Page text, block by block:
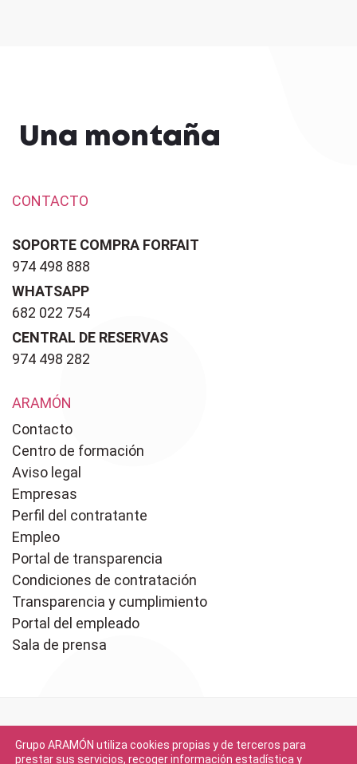
Una montaña
CONTACTO
SOPORTE COMPRA FORFAIT
974 498 888
WHATSAPP
682 022 754
CENTRAL DE RESERVAS
974 498 282
ARAMÓN
Contacto
Centro de formación
Aviso legal
Empresas
Perfil del contratante
Empleo
Portal de transparencia
Condiciones de contratación
Transparencia y cumplimiento
Portal del empleado
Sala de prensa
Grupo ARAMÓN utiliza cookies propias y de terceros para
prestar sus servicios, recoger información estadística y